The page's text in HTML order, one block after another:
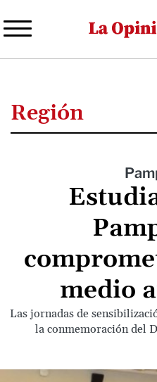
Región
medio
Las jornadas de
la conmemoración del